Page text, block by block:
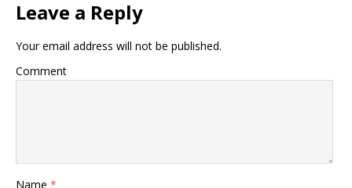
Leave a Reply
Your email address will not be published.
Comment
Name *